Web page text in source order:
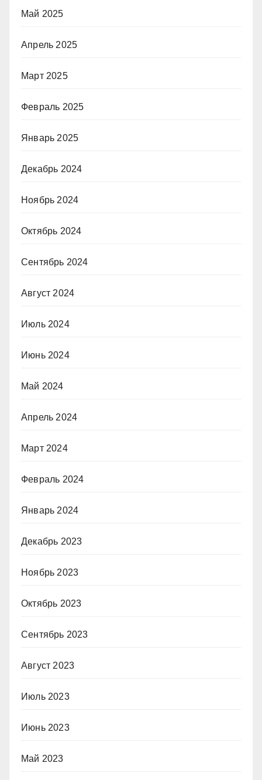
Май 2025
Апрель 2025
Март 2025
Февраль 2025
Январь 2025
Декабрь 2024
Ноябрь 2024
Октябрь 2024
Сентябрь 2024
Август 2024
Июль 2024
Июнь 2024
Май 2024
Апрель 2024
Март 2024
Февраль 2024
Январь 2024
Декабрь 2023
Ноябрь 2023
Октябрь 2023
Сентябрь 2023
Август 2023
Июль 2023
Июнь 2023
Май 2023